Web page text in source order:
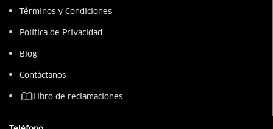
Términos y Condiciones
Política de Privacidad
Blog
Contáctanos
Libro de reclamaciones